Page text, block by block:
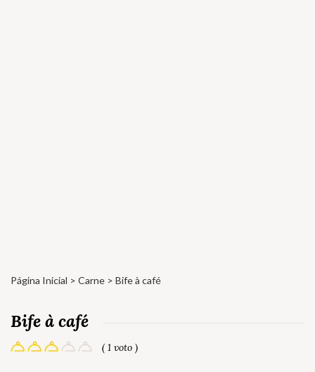
Página Inicial > Carne > Bife à café
Bife à café
( 1 voto )